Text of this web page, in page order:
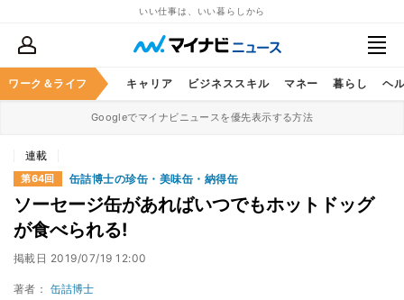
いい仕事は、いい暮らしから
ワーク＆ライフ キャリア ビジネススキル マネー 暮らし ヘ
Googleでマイナビニュースを優先表示する方法
連載
第64回 缶詰博士の珍缶・美味缶・納得缶
ソーセージ缶があればいつでもホットドッグ
が食べられる!
掲載日 2019/07/19 12:00
著者： 缶詰博士